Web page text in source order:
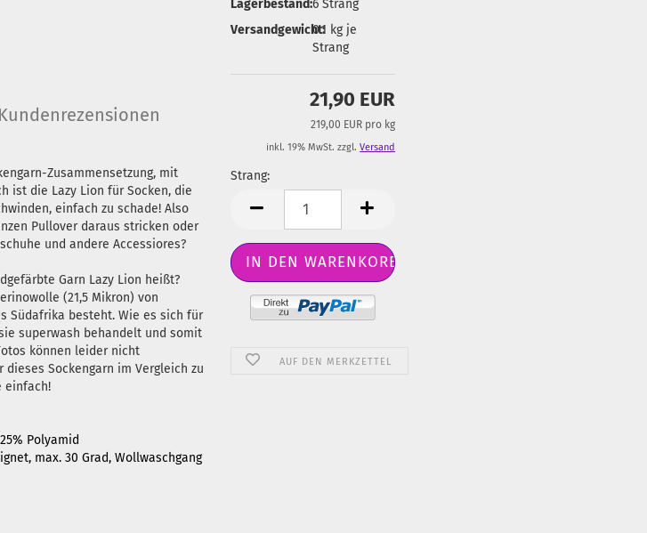
Lagerbestand:6 Strang
Versandgewicht:
0.1 kg je
Strang
21,90 EUR
219,00 EUR pro kg
inkl. 19% MwSt. zzgl.Versand
Strang:
Strang
AUF DEN MERKZETTEL
Kundenrezensionen
Zusammensetzung, mit
ist die Lazy Lion für Socken, die
einfach zu schade! Also
Pullover daraus stricken oder
und andere Accessiores?
Garn Lazy Lion heißt?
(21,5 Mikron) von
Südafrika besteht. Wie es sich für
superwash behandelt und somit
können leider nicht
Sockengarn im Vergleich zu
einfach!
Polyamid
max. 30 Grad, Wollwaschgang